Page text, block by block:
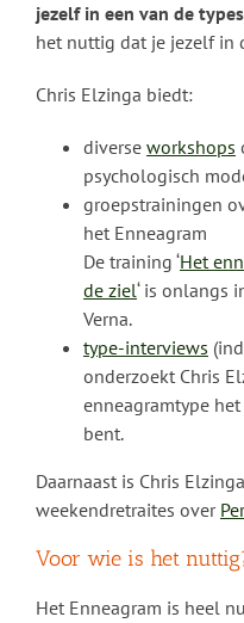
jezelf in een van de
het nuttig dat je jezelf in
Chris Elzinga biedt:
diverse workshops
psychologisch
groepstrainingen
het Enneagram
De training ‘Het
de ziel‘ is onlangs
Verna.
type-interviews
onderzoekt Chris
enneagramtype
bent.
Daarnaast is Chris
weekendretraites over
Voor wie is het
Het Enneagram is heel